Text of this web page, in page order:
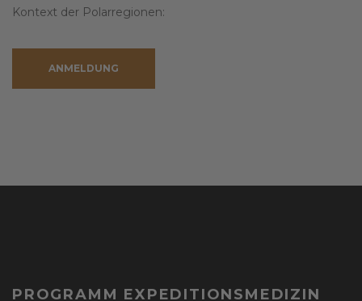
Kontext der Polarregionen:
ANMELDUNG
PROGRAMM EXPEDITIONSMEDIZIN